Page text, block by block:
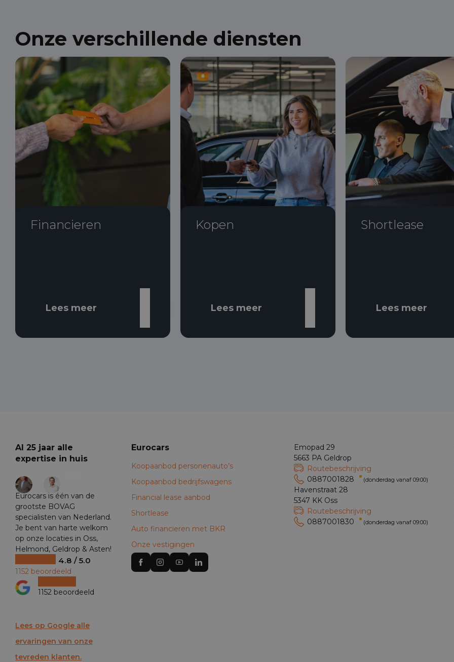
Onze verschillende diensten
Financieren
Lees meer
Kopen
Lees meer
Shortlease
Lees meer
Al 25 jaar alle
expertise in huis
Eurocars is één van de
grootste BOVAG
specialisten van Nederland.
Je bent van harte welkom
op onze locaties in Oss,
Helmond, Geldrop & Asten!
4.8 / 5.0
1152 beoordeeld
1152 beoordeeld
Lees op Google alle
ervaringen van onze
tevreden klanten.
Eurocars
Koopaanbod personenauto’s
Koopaanbod bedrijfswagens
Financial lease aanbod
Shortlease
Auto financieren met BKR
Onze vestigingen
Emopad 29
5663 PA Geldrop
Routebeschrijving
0887001828
(donderdag vanaf 09:00)
Havenstraat 28
5347 KK Oss
Routebeschrijving
0887001830
(donderdag vanaf 09:00)